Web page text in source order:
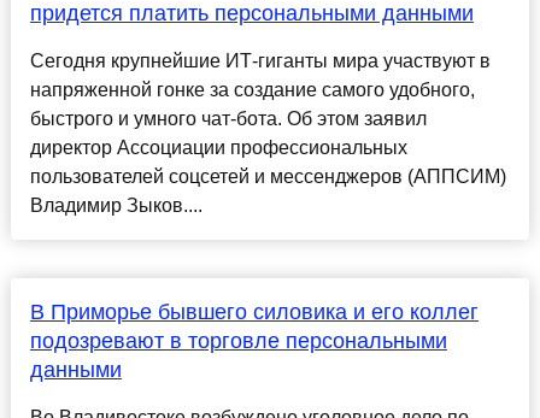
придется платить персональными данными
Сегодня крупнейшие ИТ-гиганты мира участвуют в
напряженной гонке за создание самого удобного,
быстрого и умного чат-бота. Об этом заявил
директор Ассоциации профессиональных
пользователей соцсетей и мессенджеров (АППСИМ)
Владимир Зыков....
В Приморье бывшего силовика и его коллег
подозревают в торговле персональными
данными